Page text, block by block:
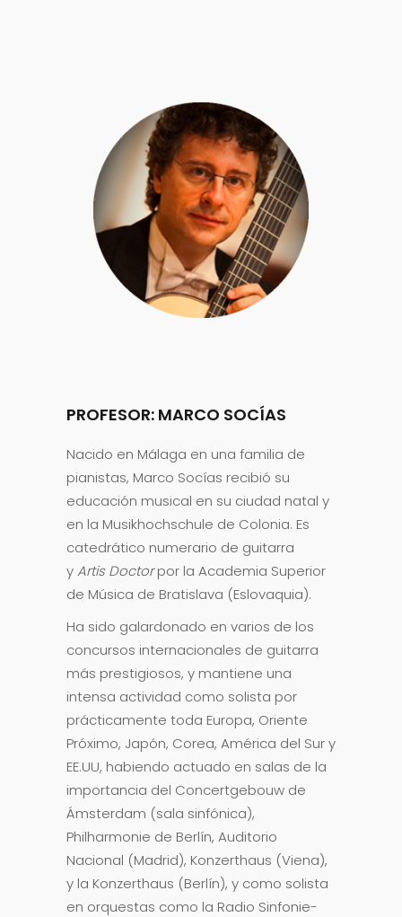
PROFESOR: MARCO SOCÍAS
Nacido en Málaga en una familia de
pianistas, Marco Socías recibió su
educación musical en su ciudad natal y
en la Musikhochschule de Colonia. Es
catedrático numerario de guitarra
yArtis Doctorpor la Academia Superior
de Música de Bratislava (Eslovaquia).
Ha sido galardonado en varios de los
concursos internacionales de guitarra
más prestigiosos, y mantiene una
intensa actividad como solista por
prácticamente toda Europa, Oriente
Próximo, Japón, Corea, América del Sur y
EE.UU, habiendo actuado en salas de la
importancia del Concertgebouw de
Ámsterdam (sala sinfónica),
Philharmonie de Berlín, Auditorio
Nacional (Madrid), Konzerthaus (Viena),
y la Konzerthaus (Berlín), y como solista
en orquestas como la Radio Sinfonie-